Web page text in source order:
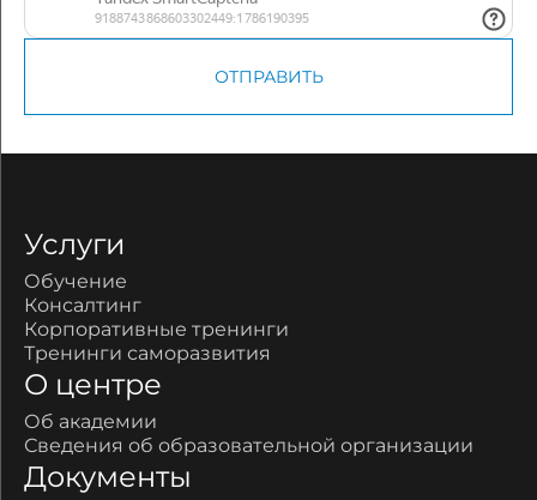
ОТПРАВИТЬ
Услуги
Обучение
Консалтинг
Корпоративные тренинги
Тренинги саморазвития
О центре
Об академии
Сведения об образовательной организации
Документы